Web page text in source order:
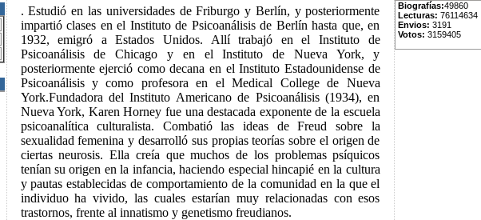
. Estudió en las universidades de Friburgo y Berlín, y posteriormente
impartió clases en el Instituto de Psicoanálisis de Berlín hasta que, en
1932, emigró a Estados Unidos. Allí trabajó en el Instituto de
Psicoanálisis de Chicago y en el Instituto de Nueva York, y
posteriormente ejerció como decana en el Instituto Estadounidense de
Psicoanálisis y como profesora en el Medical College de Nueva
York.Fundadora del Instituto Americano de Psicoanálisis (1934), en
Nueva York, Karen Horney fue una destacada exponente de la escuela
psicoanalítica culturalista. Combatió las ideas de Freud sobre la
sexualidad femenina y desarrolló sus propias teorías sobre el origen de
ciertas neurosis. Ella creía que muchos de los problemas psíquicos
tenían su origen en la infancia, haciendo especial hincapié en la cultura
y pautas establecidas de comportamiento de la comunidad en la que el
individuo ha vivido, las cuales estarían muy relacionadas con esos
trastornos, frente al innatismo y genetismo freudianos.
Biografías:49860
Lecturas: 76114634
Envios: 3191
Votos: 3159405